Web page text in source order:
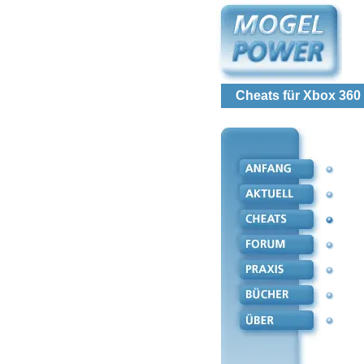
Cheats für Xbox 360